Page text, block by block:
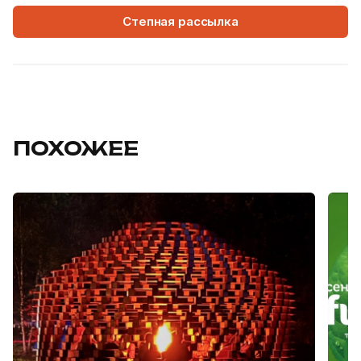
Степная рассылка
ПОХОЖЕЕ